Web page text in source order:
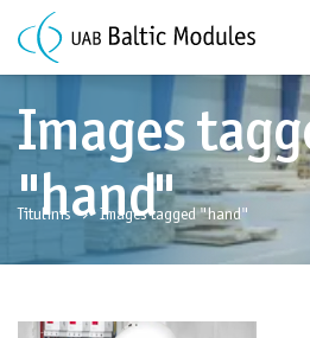
Images
"hand"
Titulinis Images tagged "hand"